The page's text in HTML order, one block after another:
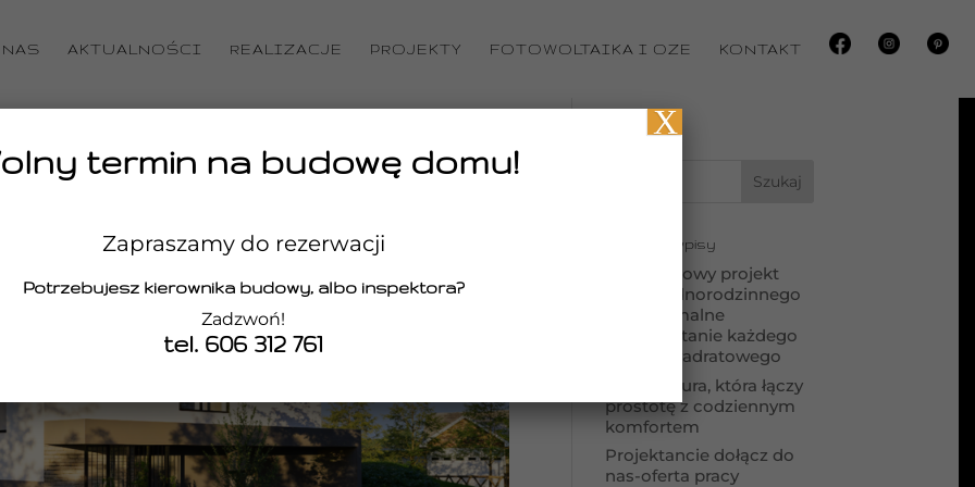
AKTUALNOŚCI REALIZACJE PROJEKTY FOTOWOLTAIKA I OZE KONTAKT
Ostatnie wpisy
Kompaktowy projekt
domu jednorodzinnego
– maksymalne
wykorzystanie każdego
metra kwadratowego
Architektura, która łączy
prostotę z codziennym
komfortem
Projektancie dołącz do
nas-oferta pracy
termin na budowę domu!
Zapraszamy do rezerwacji
Potrzebujesz kierownika budowy, albo inspektora?
Zadzwoń!
tel. 606 312 761
X